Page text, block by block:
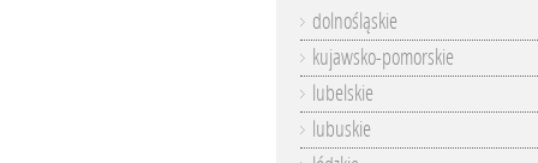
dolnośląskie
kujawsko-pomorskie
lubelskie
lubuskie